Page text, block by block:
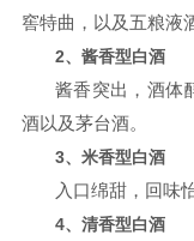
窖特曲，以及五粮液
2、酱香型白酒
酱香突出，酒体
酒以及茅台酒。
3、米香型白酒
入口绵甜，回味
4、清香型白酒